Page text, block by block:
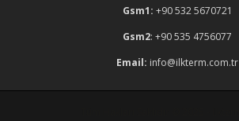
Gsm1: +90 532 5670721
Gsm2: +90 535 4756077
Email: info@ilkterm.com.tr